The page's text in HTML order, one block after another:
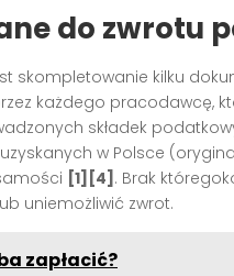
do zwrotu
skompletowanie kilku
każdego pracodawcę,
składek
w Polsce
[1][4] . Brak
uniemożliwić zwrot.
zapłacić?